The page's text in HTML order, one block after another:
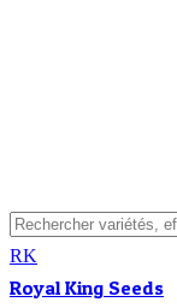
RK
Royal King Seeds